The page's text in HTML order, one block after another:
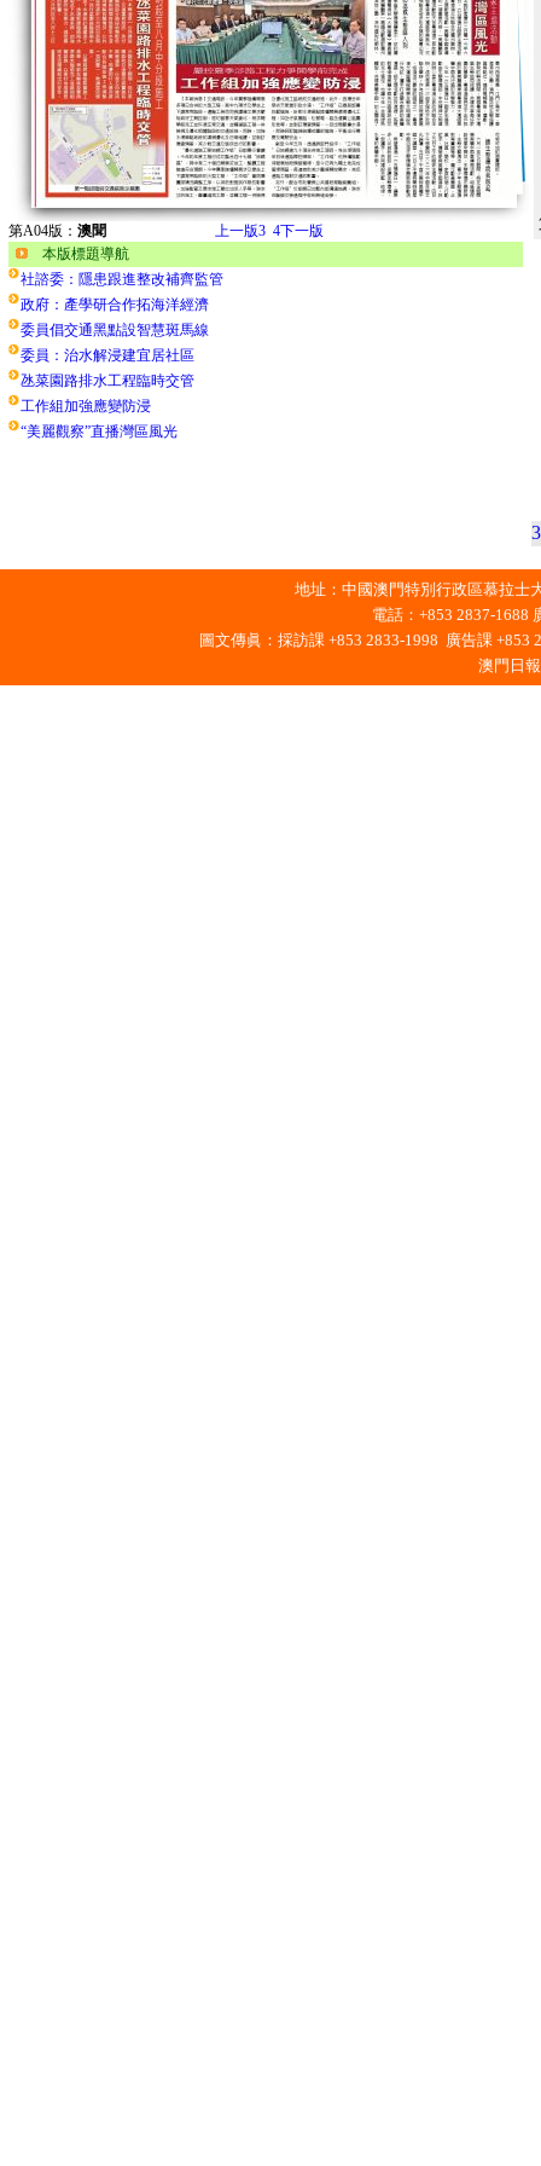
第A04版： 澳聞 上一版3 4下一版
本版標題導航
社諮委：隱患跟進整改補齊監管
政府：產學研合作拓海洋經濟
委員倡交通黑點設智慧斑馬線
委員：治水解浸建宜居社區
氹菜園路排水工程臨時交管
工作組加強應變防浸
“美麗觀察”直播灣區風光
3